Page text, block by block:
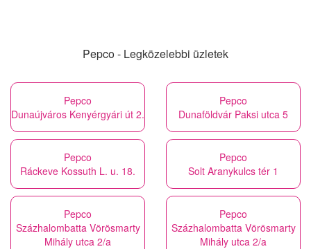
Pepco - Legközelebbi üzletek
Pepco
Dunaújváros Kenyérgyári út 2.
Pepco
Dunaföldvár Paksi utca 5
Pepco
Ráckeve Kossuth L. u. 18.
Pepco
Solt Aranykulcs tér 1
Pepco
Százhalombatta Vörösmarty
Mihály utca 2/a
Pepco
Százhalombatta Vörösmarty
Mihály utca 2/a